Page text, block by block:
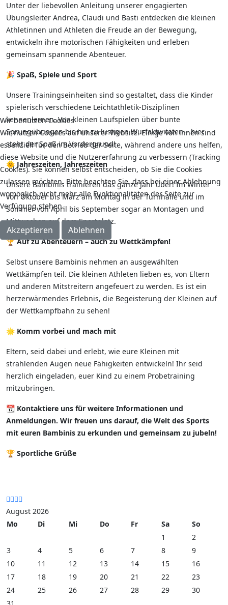
Unter der liebevollen Anleitung unserer engagierten
Übungsleiter Andrea, Claudi und Basti entdecken die kleinen
Athletinnen und Athleten die Freude an der Bewegung,
entwickeln ihre motorischen Fähigkeiten und erleben
gemeinsam spannende Abenteuer.
🎉 Spaß, Spiele und Sport
Unsere Trainingseinheiten sind so gestaltet, dass die Kinder
spielerisch verschiedene Leichtathletik-Disziplinen
kennenlernen. Von kleinen Laufspielen über bunte
Sprungübungen bis hin zu lustigen Wurfaktivitäten – hier
steht der Spaß im Vordergrund!
🌞 Jahreszeiten, Jahreszeiten
Unsere Bambinis trainieren das ganze Jahr über! Im Winter
von Oktober bis März am Montag in der Turnhalle und im
Sommer von April bis September sogar an Montagen und
Mittwochen auf dem Sportplatz.
🏆Auf zu Abenteuern – auch zu Wettkämpfen!
Selbst unsere Bambinis nehmen an ausgewählten
Wettkämpfen teil. Die kleinen Athleten lieben es, von Eltern
und anderen Mitstreitern angefeuert zu werden. Es ist ein
herzerwärmendes Erlebnis, die Begeisterung der Kleinen auf
der Wettkampfbahn zu sehen!
🌟 Komm vorbei und mach mit
Eltern, seid dabei und erlebt, wie eure Kleinen mit
strahlenden Augen neue Fähigkeiten entwickeln! Ihr seid
herzlich eingeladen, euer Kind zu einem Probetraining
mitzubringen.
📆 Kontaktiere uns für weitere Informationen und
Anmeldungen. Wir freuen uns darauf, die Welt des Sports
mit euren Bambinis zu erkunden und gemeinsam zu jubeln!
🏆 Sportliche Grüße
August 2026
Mo
Di Mi Do Fr Sa
So
1
2
3
4 5 6 7 8
9
10
11 12 13 14 15
16
17
18 19 20 21 22
23
24
25 26 27 28 29
30
Wir benutzen Cookies
Wir nutzen Cookies auf unserer Website. Einige von ihnen sind
essenziell für den Betrieb der Seite, während andere uns helfen,
diese Website und die Nutzererfahrung zu verbessern (Tracking
Cookies). Sie können selbst entscheiden, ob Sie die Cookies
zulassen möchten. Bitte beachten Sie, dass bei einer Ablehnung
womöglich nicht mehr alle Funktionalitäten der Seite zur
Verfügung stehen.
Akzeptieren Ablehnen